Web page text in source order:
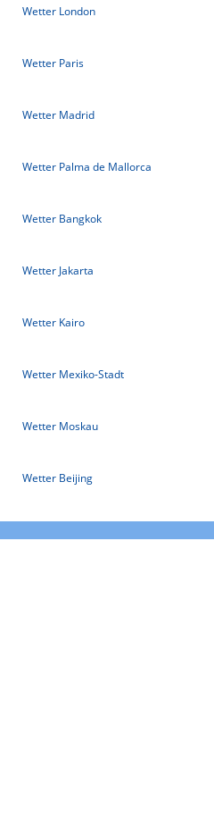
Wetter London
Wetter Paris
Wetter Madrid
Wetter Palma de Mallorca
Wetter Bangkok
Wetter Jakarta
Wetter Kairo
Wetter Mexiko-Stadt
Wetter Moskau
Wetter Beijing